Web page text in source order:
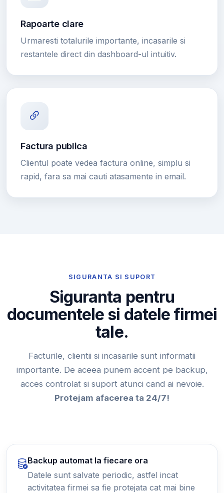
Rapoarte clare
Urmaresti totalurile importante, incasarile si
restantele direct din dashboard-ul intuitiv.
Factura publica
Clientul poate vedea factura online, simplu si
rapid, fara sa mai cauti atasamente in email.
SIGURANTA SI SUPORT
Siguranta pentru
documentele si datele firmei
tale.
Facturile, clientii si incasarile sunt informatii
importante. De aceea punem accent pe backup,
acces controlat si suport atunci cand ai nevoie.
Protejam afacerea ta 24/7!
Backup automat la fiecare ora
Datele sunt salvate periodic, astfel incat
activitatea firmei sa fie protejata cat mai bine